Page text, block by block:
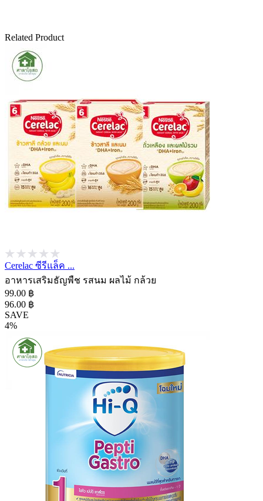
Related Product
Cerelac ซีรีแล็ค ...
อาหารเสริมธัญพืช รสนม ผลไม้ กล้วย
99.00 ฿
96.00 ฿
SAVE
4%